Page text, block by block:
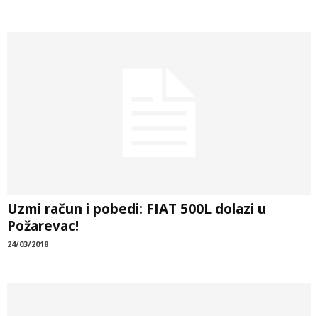
Uzmi račun i pobedi: FIAT 500L dolazi u
Požarevac!
24/03/2018